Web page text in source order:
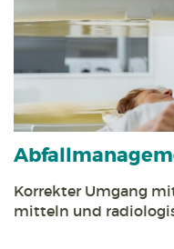
Korrekter Umgang
mitteln und